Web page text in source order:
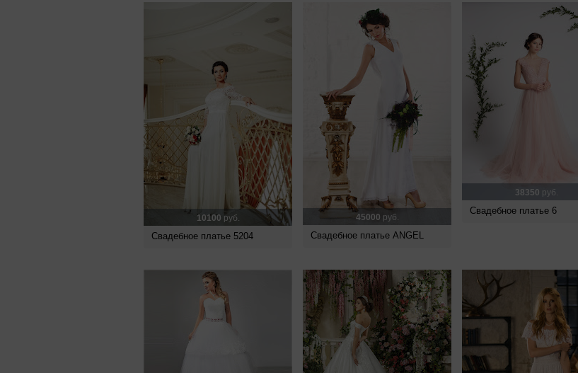
10100 руб.
Свадебное платье 5204
45000 руб.
Свадебное платье ANGEL
38350 руб.
Свадебное платье 6